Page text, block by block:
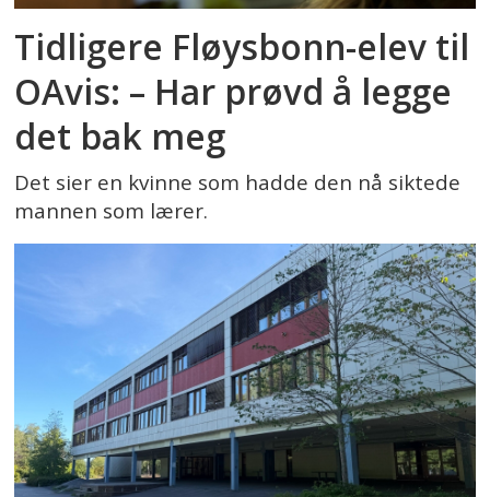
Tidligere Fløysbonn-elev til
OAvis: – Har prøvd å legge
det bak meg
Det sier en kvinne som hadde den nå siktede
mannen som lærer.